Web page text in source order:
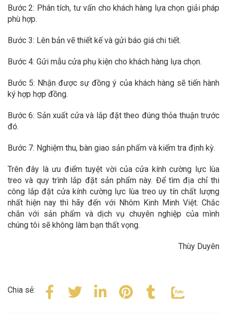
Bước 2: Phân tích, tư vấn cho khách hàng lựa chọn giải pháp
phù hợp.
Bước 3: Lên bản vẽ thiết kế và gửi báo giá chi tiết.
Bước 4: Gửi mẫu cửa phụ kiện cho khách hàng lựa chọn.
Bước 5: Nhận được sự đồng ý của khách hàng sẽ tiến hành
ký hợp hợp đồng.
Bước 6: Sản xuất cửa và lắp đặt theo đúng thỏa thuận trước
đó.
Bước 7: Nghiệm thu, bàn giao sản phẩm và kiểm tra định kỳ.
Trên đây là ưu điểm tuyệt vời của cửa kính cường lực lùa
treo và quy trình lắp đặt sản phẩm này. Để tìm địa chỉ thi
công lắp đặt cửa kính cường lực lùa treo uy tín chất lượng
nhất hiện nay thì hãy đến với Nhôm Kinh Minh Việt. Chắc
chắn với sản phẩm và dịch vụ chuyên nghiệp của mình
chúng tôi sẽ không làm bạn thất vọng.
Thùy Duyên
Chia sẻ: